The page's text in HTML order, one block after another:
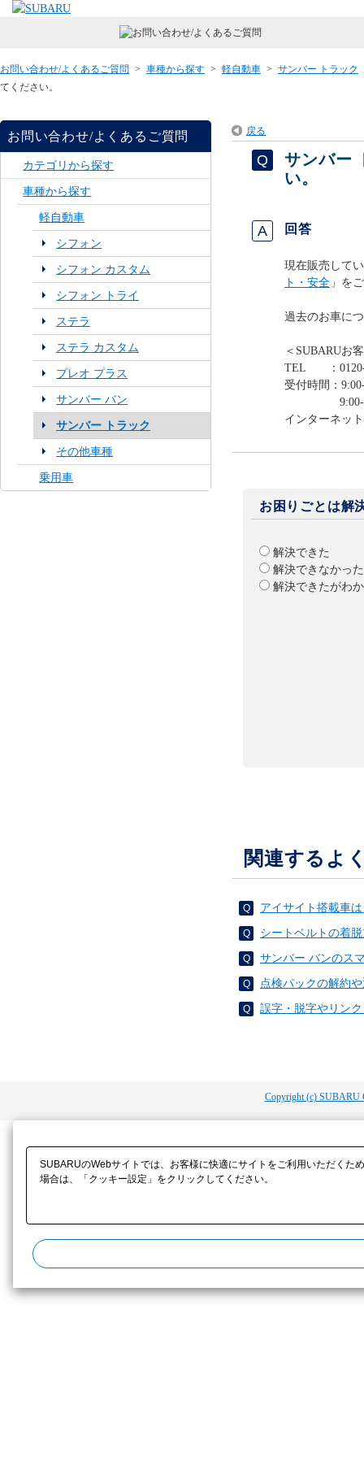
お問い合わせ/よくあるご質問 > 車種から探す > 軽自動車 > サンバー トラック
てください。
お問い合わせ/よくあるご質問
カテゴリから探す
車種から探す
軽自動車
シフォン
シフォン カスタム
シフォン トライ
ステラ
ステラ カスタム
プレオ プラス
サンバー バン
サンバー トラック
その他車種
乗用車
戻る
サンバー
い。
回答
現在販売して
ト・安全 」を
過去のお車に
＜SUBARUお
TEL ：0120-
受付時間：
9:00-12:00
インターネッ
お困りごとは解
解決できた
解決できなかった
解決できたがわ
関連するよ
アイサイト搭載車
シートベルトの着
サンバー バンのス
点検パックの解約
誤字・脱字やリン
Copyright (c) SUBARU
SUBARUのWebサイトでは、お客様に快適にサイトをご利用いただく
場合は、「クッキー設定」をクリックしてください。​